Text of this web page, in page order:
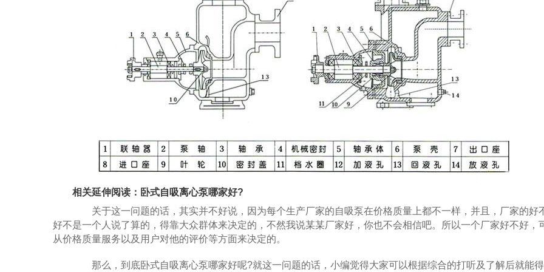
相关延伸阅读：卧式自吸离心泵哪家好?
关于这一问题的话，其实并不好说，因为每个生产厂家的自吸泵在价格质量上都不一样，并且，厂家的好
好不是一个人说了算的，得靠大众群体来决定的，不然我说某某厂家好，你也不会相信吧。所以一个厂家好不好，
从价格质量服务以及用户对他的评价等方面来决定的。
那么，到底卧式自吸离心泵哪家好呢?就这一问题的话，小编觉得大家可以根据综合的打听及了解后就能